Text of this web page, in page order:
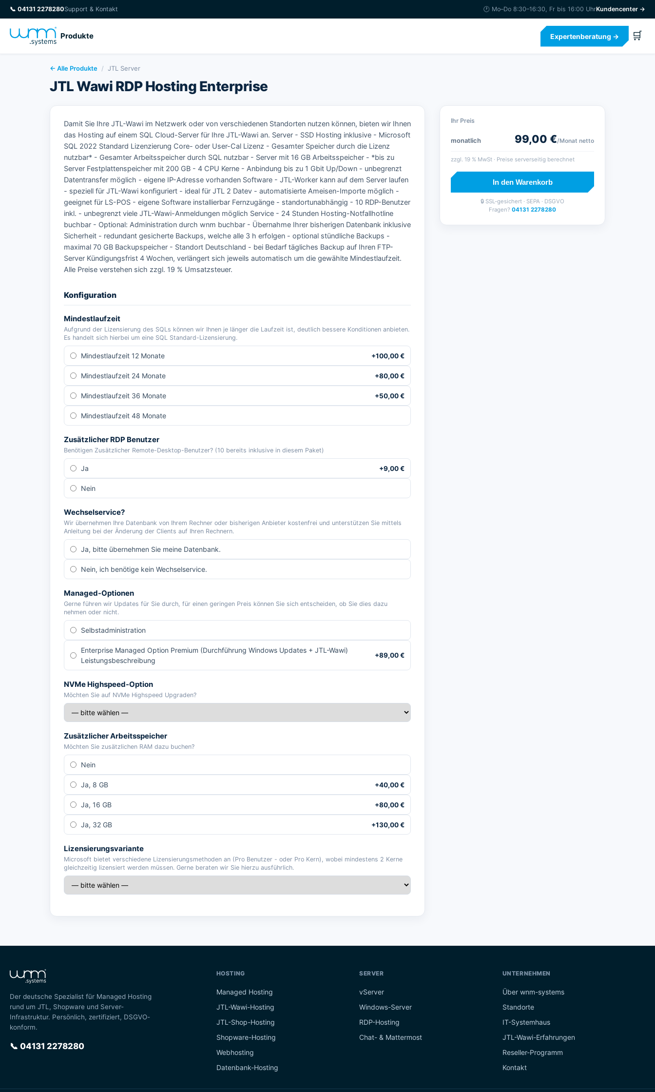
📞 04131 2278280Support & Kontakt 🕐 Mo–Do 8:30–16:30, Fr bis 16:00 UhrKundencenter →
Produkte Expertenberatung → 🛒
← Alle Produkte / JTL Server
JTL Wawi RDP Hosting Enterprise
Damit Sie Ihre JTL-Wawi im Netzwerk oder von verschiedenen Standorten nutzen können, bieten wir Ihnen
das Hosting auf einem SQL Cloud-Server für Ihre JTL-Wawi an. Server - SSD Hosting inklusive - Microsoft
SQL 2022 Standard Lizenzierung Core- oder User-Cal Lizenz - Gesamter Speicher durch die Lizenz
nutzbar* - Gesamter Arbeitsspeicher durch SQL nutzbar - Server mit 16 GB Arbeitsspeicher - *bis zu
Server Festplattenspeicher mit 200 GB - 4 CPU Kerne - Anbindung bis zu 1 Gbit Up/Down - unbegrenzt
Datentransfer möglich - eigene IP-Adresse vorhanden Software - JTL-Worker kann auf dem Server laufen
- speziell für JTL-Wawi konfiguriert - ideal für JTL 2 Datev - automatisierte Ameisen-Importe möglich -
geeignet für LS-POS - eigene Software installierbar Fernzugänge - standortunabhängig - 10 RDP-Benutzer
inkl. - unbegrenzt viele JTL-Wawi-Anmeldungen möglich Service - 24 Stunden Hosting-Notfallhotline
buchbar - Optional: Administration durch wnm buchbar - Übernahme Ihrer bisherigen Datenbank inklusive
Sicherheit - redundant gesicherte Backups, welche alle 3 h erfolgen - optional stündliche Backups -
maximal 70 GB Backupspeicher - Standort Deutschland - bei Bedarf tägliches Backup auf Ihren FTP-
Server Kündigungsfrist 4 Wochen, verlängert sich jeweils automatisch um die gewählte Mindestlaufzeit.
Alle Preise verstehen sich zzgl. 19 % Umsatzsteuer.
Konfiguration
Mindestlaufzeit
Aufgrund der Lizensierung des SQLs können wir Ihnen je länger die Laufzeit ist, deutlich bessere Konditionen anbieten.
Es handelt sich hierbei um eine SQL Standard-Lizensierung.
Mindestlaufzeit 12 Monate +100,00€
Mindestlaufzeit 24 Monate +80,00€
Mindestlaufzeit 36 Monate +50,00€
Mindestlaufzeit 48 Monate
Zusätzlicher RDP Benutzer
Benötigen Zusätzlicher Remote-Desktop-Benutzer? (10 bereits inklusive in diesem Paket)
Ja +9,00€
Nein
Wechselservice?
Wir übernehmen Ihre Datenbank von Ihrem Rechner oder bisherigen Anbieter kostenfrei und unterstützen Sie mittels
Anleitung bei der Änderung der Clients auf Ihren Rechnern.
Ja, bitte übernehmen Sie meine Datenbank.
Nein, ich benötige kein Wechselservice.
Managed-Optionen
Gerne führen wir Updates für Sie durch, für einen geringen Preis können Sie sich entscheiden, ob Sie dies dazu
nehmen oder nicht.
Selbstadministration
Enterprise Managed Option Premium (Durchführung Windows Updates + JTL-Wawi)
Leistungsbeschreibung
+89,00€
NVMe Highspeed-Option
Möchten Sie auf NVMe Highspeed Upgraden?
Zusätzlicher Arbeitsspeicher
Möchten Sie zusätzlichen RAM dazu buchen?
Nein
Ja, 8 GB +40,00€
Ja, 16 GB +80,00€
Ja, 32 GB +130,00€
Lizensierungsvariante
Microsoft bietet verschiedene Lizensierungsmethoden an (Pro Benutzer - oder Pro Kern), wobei mindestens 2 Kerne
gleichzeitig lizensiert werden müssen. Gerne beraten wir Sie hierzu ausführlich.
Ihr Preis
monatlich 99,00 €/Monat netto
zzgl. 19 % MwSt · Preise serverseitig berechnet
In den Warenkorb
🔒 SSL-gesichert · SEPA · DSGVO
Fragen? 04131 2278280
Der deutsche Spezialist für Managed Hosting
rund um JTL, Shopware und Server-
Infrastruktur. Persönlich, zertifiziert, DSGVO-
konform.
📞 04131 2278280
HOSTING
Managed Hosting
JTL-Wawi-Hosting
JTL-Shop-Hosting
Shopware-Hosting
Webhosting
Datenbank-Hosting
SERVER
vServer
Windows-Server
RDP-Hosting
Chat- & Mattermost
UNTERNEHMEN
Über wnm-systems
Standorte
IT-Systemhaus
JTL-Wawi-Erfahrungen
Reseller-Programm
Kontakt